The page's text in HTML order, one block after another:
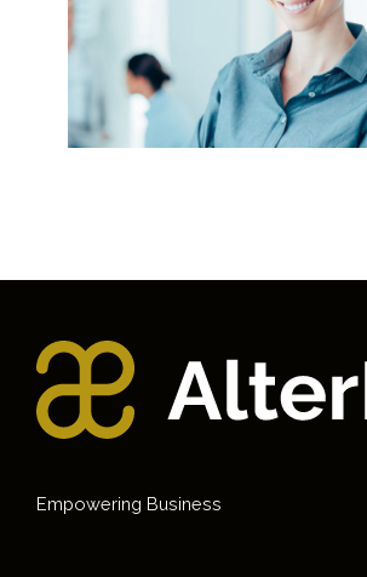
Empowering Business